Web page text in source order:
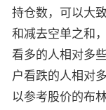
持仓数，可以大
和减去空单之和
看多的人相对多
户看跌的人相对
以参考股价的布